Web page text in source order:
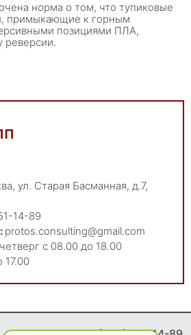
норма о том, что тупиковые
примыкающие к горным
позициями ПЛА,
реверсии.
, ул. Старая Басманная, д.7,
14-89
protos.consulting@gmail.com
с 08.00 до 18.00
17.00